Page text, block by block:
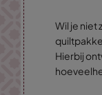
Wil je niet
Hierbij